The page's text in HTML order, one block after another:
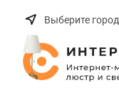
Выберите город